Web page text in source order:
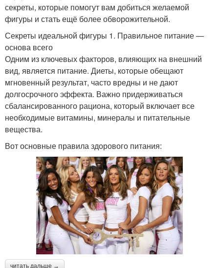
секреты, которые помогут вам добиться желаемой
фигуры и стать ещё более обворожительной.
Секреты идеальной фигуры 1. Правильное питание —
основа всего
Одним из ключевых факторов, влияющих на внешний
вид, является питание. Диеты, которые обещают
мгновенный результат, часто вредны и не дают
долгосрочного эффекта. Важно придерживаться
сбалансированного рациона, который включает все
необходимые витамины, минералы и питательные
вещества.
Вот основные правила здорового питания:
читать дальше →